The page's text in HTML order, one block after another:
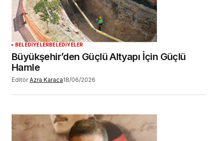
BELEDİYELERBELEDİYELER
Büyükşehir’den Güçlü Altyapı İçin Güçlü
Hamle
Editör Azra Karaca18/06/2026